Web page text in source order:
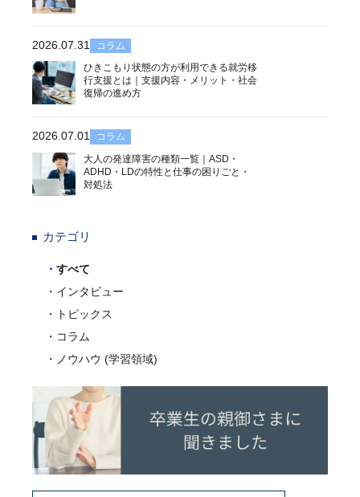
2026.07.31
コラム
ひきこもり状態の方が利用できる就労移
行支援とは｜支援内容・メリット・社会
復帰の進め方
2026.07.01
コラム
大人の発達障害の種類一覧｜ASD・
ADHD・LDの特性と仕事の困りごと・
対処法
カテゴリ
すべて
インタビュー
トピックス
コラム
ノウハウ (学習領域)